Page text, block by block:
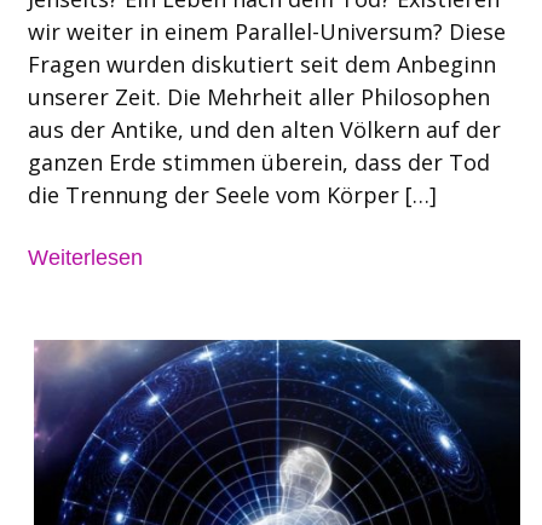
wir weiter in einem Parallel-Universum? Diese
Fragen wurden diskutiert seit dem Anbeginn
unserer Zeit. Die Mehrheit aller Philosophen
aus der Antike, und den alten Völkern auf der
ganzen Erde stimmen überein, dass der Tod
die Trennung der Seele vom Körper […]
Weiterlesen